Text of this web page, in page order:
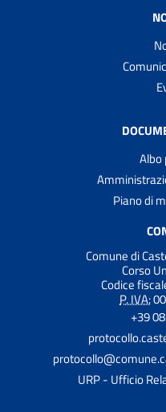
Albo
Piano di
Comune di
Corso
Codice
P. IVA:
+39
URP - Ufficio